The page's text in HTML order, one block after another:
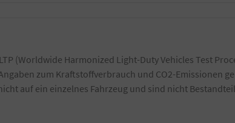
(Worldwide Harmonized Light-Duty Vehicles Test
zum Kraftstoffverbrauch und CO2-Emissionen
auf ein einzelnes Fahrzeug und sind nicht